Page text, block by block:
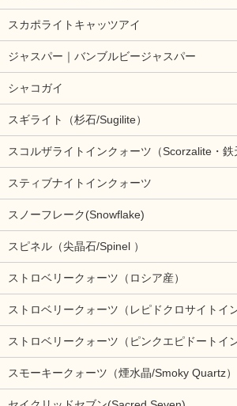
スカポライトキャッツアイ
ジャスパー｜バンブルビージャスパー
シャコガイ
スギライト（杉石/Sugilite）
スコルザライトインクォーツ（Scorzalite・鉄
スティブナイトインクォーツ
スノーフレーク(Snowflake)
スピネル（尖晶石/Spinel ）
ストロベリークォーツ（ロシア産）
ストロベリークォーツ（レピドクロサイトイ
ストロベリークォーツ（ピンクエピドートイ
スモーキークォーツ（煙水晶/Smoky Quartz）